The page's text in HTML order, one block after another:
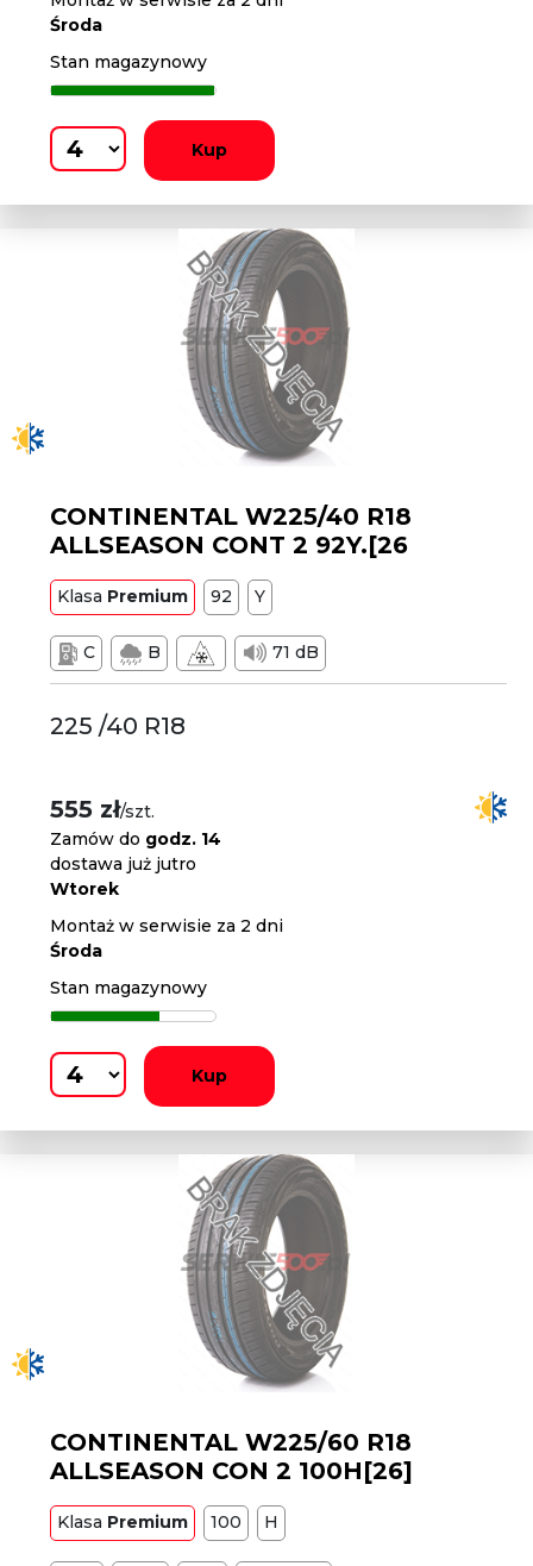
Środa
Stan magazynowy
Kup
CONTINENTAL W225/40 R18
ALLSEASON CONT 2 92Y.[26
Klasa Premium 92 Y
C B 71 dB
225 /40 R18
555 zł/szt.
Zamów do godz. 14
dostawa już jutro
Wtorek
Montaż w serwisie za 2 dni
Środa
Stan magazynowy
Kup
CONTINENTAL W225/60 R18
ALLSEASON CON 2 100H[26]
Klasa Premium 100 H